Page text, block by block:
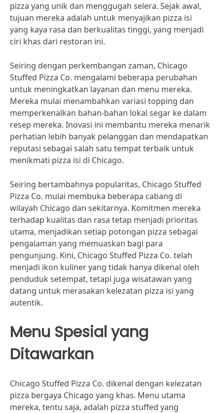
pizza yang unik dan menggugah selera. Sejak awal,
tujuan mereka adalah untuk menyajikan pizza isi
yang kaya rasa dan berkualitas tinggi, yang menjadi
ciri khas dari restoran ini.
Seiring dengan perkembangan zaman, Chicago
Stuffed Pizza Co. mengalami beberapa perubahan
untuk meningkatkan layanan dan menu mereka.
Mereka mulai menambahkan variasi topping dan
memperkenalkan bahan-bahan lokal segar ke dalam
resep mereka. Inovasi ini membantu mereka menarik
perhatian lebih banyak pelanggan dan mendapatkan
reputasi sebagai salah satu tempat terbaik untuk
menikmati pizza isi di Chicago.
Seiring bertambahnya popularitas, Chicago Stuffed
Pizza Co. mulai membuka beberapa cabang di
wilayah Chicago dan sekitarnya. Komitmen mereka
terhadap kualitas dan rasa tetap menjadi prioritas
utama, menjadikan setiap potongan pizza sebagai
pengalaman yang memuaskan bagi para
pengunjung. Kini, Chicago Stuffed Pizza Co. telah
menjadi ikon kuliner yang tidak hanya dikenal oleh
penduduk setempat, tetapi juga wisatawan yang
datang untuk merasakan kelezatan pizza isi yang
autentik.
Menu Spesial yang
Ditawarkan
Chicago Stuffed Pizza Co. dikenal dengan kelezatan
pizza bergaya Chicago yang khas. Menu utama
mereka, tentu saja, adalah pizza stuffed yang